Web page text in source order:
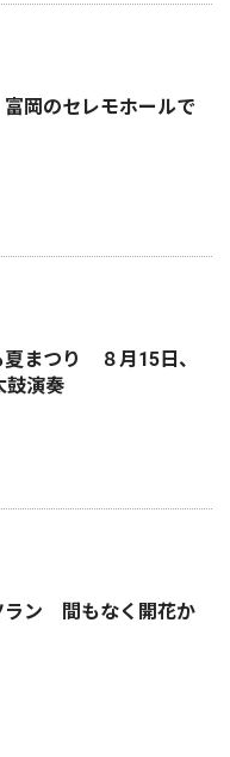
岡のセレモホールで
まつり ８月15日、
鼓演奏
ラン 間もなく開花か